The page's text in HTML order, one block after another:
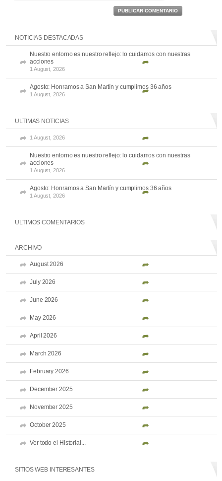
PUBLICAR COMENTARIO
NOTICIAS DESTACADAS
Nuestro entorno es nuestro reflejo: lo cuidamos con nuestras
acciones
1 August, 2026
Agosto: Honramos a San Martín y cumplimos 36 años
1 August, 2026
ULTIMAS NOTICIAS
1 August, 2026
Nuestro entorno es nuestro reflejo: lo cuidamos con nuestras
acciones
1 August, 2026
Agosto: Honramos a San Martín y cumplimos 36 años
1 August, 2026
ULTIMOS COMENTARIOS
ARCHIVO
August 2026
July 2026
June 2026
May 2026
April 2026
March 2026
February 2026
December 2025
November 2025
October 2025
Ver todo el Historial...
SITIOS WEB INTERESANTES